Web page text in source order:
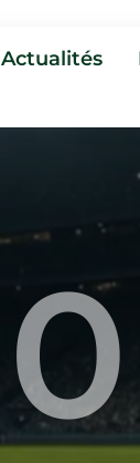
Actualités
0